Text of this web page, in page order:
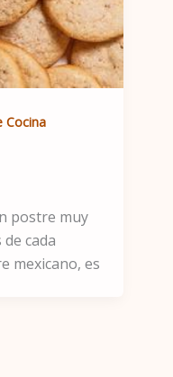
Cocina
postre muy
cada
mexicano, es